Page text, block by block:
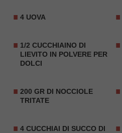
4 UOVA
1/2 CUCCHIAINO DI
LIEVITO IN POLVERE PER
DOLCI
200 GR DI NOCCIOLE
TRITATE
4 CUCCHIAI DI SUCCO DI